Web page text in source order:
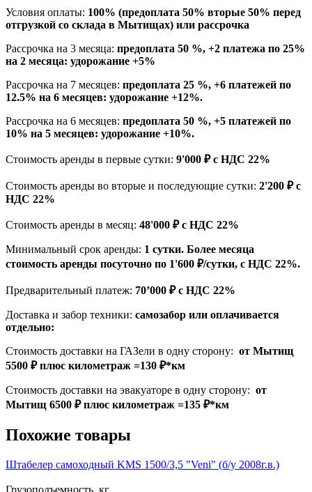
Условия оплаты: 100% (предоплата 50% вторые 50% перед
отгрузкой со склада в Мытищах) или рассрочка
Рассрочка на 3 месяца: предоплата 50 %, +2 платежа по 25%
на 2 месяца: удорожание +5%
Рассрочка на 7 месяцев: предоплата 25 %, +6 платежей по
12.5% на 6 месяцев: удорожание +12%.
Рассрочка на 6 месяцев: предоплата 50 %, +5 платежей по
10% на 5 месяцев: удорожание +10%.
Стоимость аренды в первые сутки: 9'000 ₽ с НДС 22%
Стоимость аренды во вторые и последующие сутки: 2'200 ₽ с
НДС 22%
Стоимость аренды в месяц: 48'000 ₽ с НДС 22%
Минимальный срок аренды: 1 сутки. Более месяца
стоимость аренды посуточно по 1'600 ₽/сутки, с НДС 22%.
Предварительный платеж: 70’000 ₽ с НДС 22%
Доставка и забор техники: самозабор или оплачивается
отдельно:
Стоимость доставки на ГАЗели в одну сторону: от Мытищ
5500 ₽ плюс километраж =130 ₽*км
Стоимость доставки на эвакуаторе в одну сторону: от
Мытищ 6500 ₽ плюс километраж =135 ₽*км
Похожие товары
Штабелер самоходный KMS 1500/3,5 "Veni" (б/у 2008г.в.)